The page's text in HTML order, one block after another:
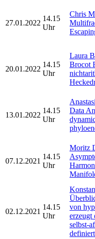
27.01.2022
14.15
Uhr
Chris
20.01.2022
14.15
Uhr
Laura
Brocot
13.01.2022
14.15
Uhr
Data
07.12.2021
14.15
Uhr
Moritz
02.12.2021
14.15
Uhr
von
erzeugt
selbst-